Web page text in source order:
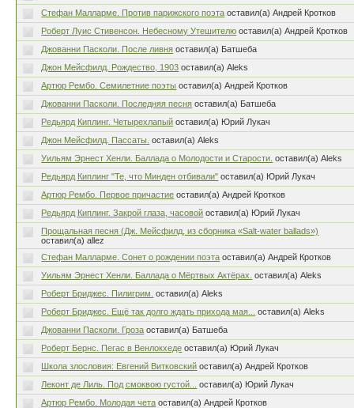
Стефан Малларме. Против парижского поэта оставил(а) Андрей Кротков
Роберт Луис Стивенсон. Небесному Утешителю оставил(а) Андрей Кротков
Джованни Пасколи. После ливня оставил(а) Батшеба
Джон Мейсфилд. Рождество, 1903 оставил(а) Aleks
Артюр Рембо. Семилетние поэты оставил(а) Андрей Кротков
Джованни Пасколи. Последняя песня оставил(а) Батшеба
Редьярд Киплинг. Четырехлапый оставил(а) Юрий Лукач
Джон Мейсфилд. Пассаты. оставил(а) Aleks
Уильям Эрнест Хенли. Баллада о Молодости и Старости. оставил(а) Aleks
Редьярд Киплинг "Те, что Минден отбивали" оставил(а) Юрий Лукач
Артюр Рембо. Первое причастие оставил(а) Андрей Кротков
Редьярд Киплинг. Закрой глаза, часовой оставил(а) Юрий Лукач
Прощальная песня (Дж. Мейсфилд, из сборника «Salt-water ballads»)
оставил(а) allez
Стефан Малларме. Сонет о рождении поэта оставил(а) Андрей Кротков
Уильям Эрнест Хенли. Баллада о Мёртвых Актёрах.
оставил(а) Aleks
Роберт Бриджес. Пилигрим.
оставил(а) Aleks
Роберт Бриджес. Ещё так долго ждать прихода мая...
оставил(а) Aleks
Джованни Пасколи. Гроза оставил(а) Батшеба
Роберт Бернс. Пегас в Венлокхеде оставил(а) Юрий Лукач
Школа злословия: Евгений Витковский оставил(а) Андрей Кротков
Леконт де Лиль. Под смоквою густой...
оставил(а) Юрий Лукач
Артюр Рембо. Молодая чета оставил(а) Андрей Кротков